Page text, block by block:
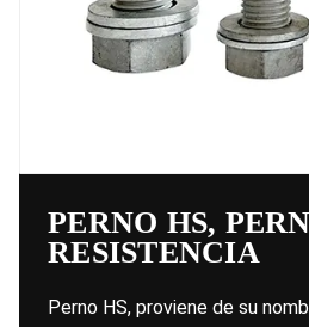
PERNO HS,
RESISTENCIA
Perno HS, proviene de su